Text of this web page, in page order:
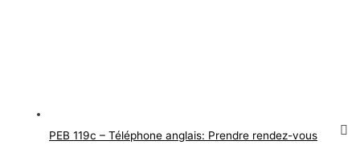
PEB 119c – Téléphone anglais: Prendre rendez-vous